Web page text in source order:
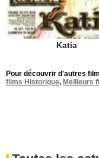
Katia
Pour découvrir d'autres
films Historique, Meilleurs